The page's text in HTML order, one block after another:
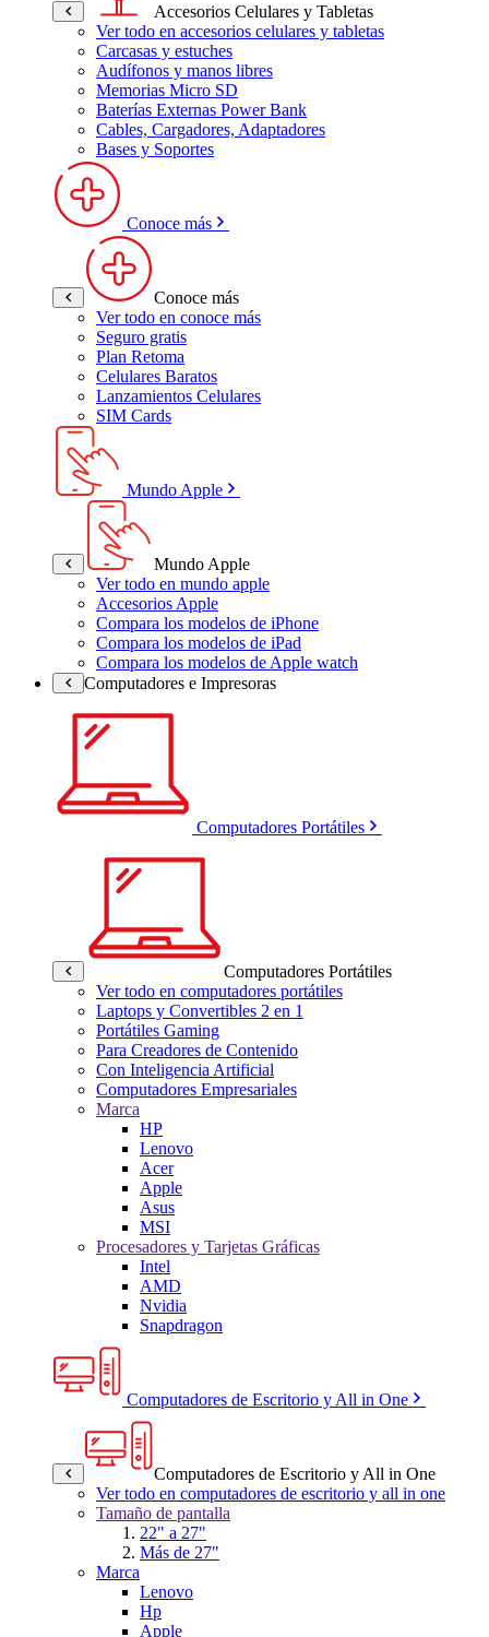
Accesorios Celulares y Tabletas
Ver todo en accesorios celulares y tabletas
Carcasas y estuches
Audífonos y manos libres
Memorias Micro SD
Baterías Externas Power Bank
Cables, Cargadores, Adaptadores
Bases y Soportes
Conoce más
Conoce más
Ver todo en conoce más
Seguro gratis
Plan Retoma
Celulares Baratos
Lanzamientos Celulares
SIM Cards
Mundo Apple
Mundo Apple
Ver todo en mundo apple
Accesorios Apple
Compara los modelos de iPhone
Compara los modelos de iPad
Compara los modelos de Apple watch
Computadores e Impresoras
Computadores Portátiles
Computadores Portátiles
Ver todo en computadores portátiles
Laptops y Convertibles 2 en 1
Portátiles Gaming
Para Creadores de Contenido
Con Inteligencia Artificial
Computadores Empresariales
Marca
HP
Lenovo
Acer
Apple
Asus
MSI
Procesadores y Tarjetas Gráficas
Intel
AMD
Nvidia
Snapdragon
Computadores de Escritorio y All in One
Computadores de Escritorio y All in One
Ver todo en computadores de escritorio y all in one
Tamaño de pantalla
22" a 27"
Más de 27"
Marca
Lenovo
Hp
Apple